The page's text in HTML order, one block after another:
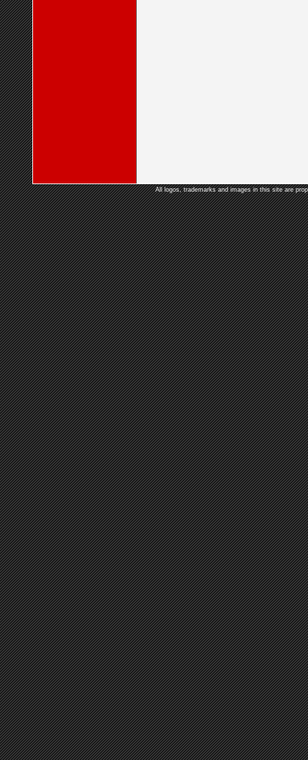
All logos, trademarks and images in this site are